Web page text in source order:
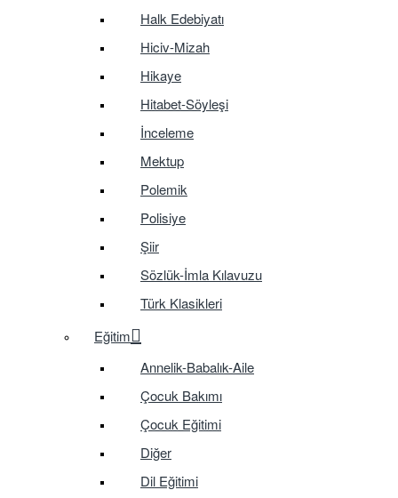
Halk Edebiyatı
Hiciv-Mizah
Hikaye
Hitabet-Söyleşi
İnceleme
Mektup
Polemik
Polisiye
Şiir
Sözlük-İmla Kılavuzu
Türk Klasikleri
Eğitim
Annelik-Babalık-Aile
Çocuk Bakımı
Çocuk Eğitimi
Diğer
Dil Eğitimi